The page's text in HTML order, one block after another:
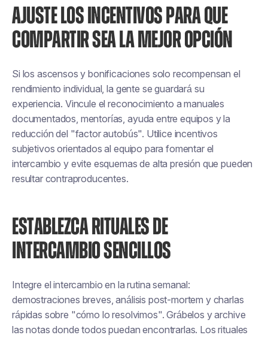
AJUSTE LOS INCENTIVOS PARA QUE
COMPARTIR SEA LA MEJOR OPCIÓN
Si los ascensos y bonificaciones solo recompensan el
rendimiento individual, la gente se guardará su
experiencia. Vincule el reconocimiento a manuales
documentados, mentorías, ayuda entre equipos y la
reducción del "factor autobús". Utilice incentivos
subjetivos orientados al equipo para fomentar el
intercambio y evite esquemas de alta presión que pueden
resultar contraproducentes.
ESTABLEZCA RITUALES DE
INTERCAMBIO SENCILLOS
Integre el intercambio en la rutina semanal:
demostraciones breves, análisis post-mortem y charlas
rápidas sobre "cómo lo resolvimos". Grábelos y archive
las notas donde todos puedan encontrarlas. Los rituales